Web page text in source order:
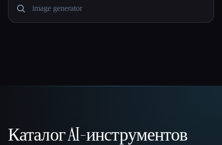
That AI Collection
Каталог AI-инструментов